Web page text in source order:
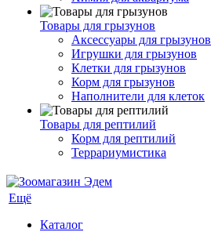
Товары для грызунов
Аксессуары для грызунов
Игрушки для грызунов
Клетки для грызунов
Корм для грызунов
Наполнители для клеток
Товары для рептилий
Корм для рептилий
Террариумистика
Ещё
Каталог